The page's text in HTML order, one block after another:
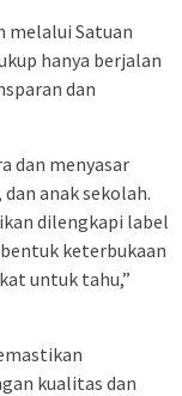
melalui Satuan
hanya berjalan
dan
dan menyasar
anak sekolah.
dilengkapi label
keterbukaan
untuk tahu,”
kualitas dan